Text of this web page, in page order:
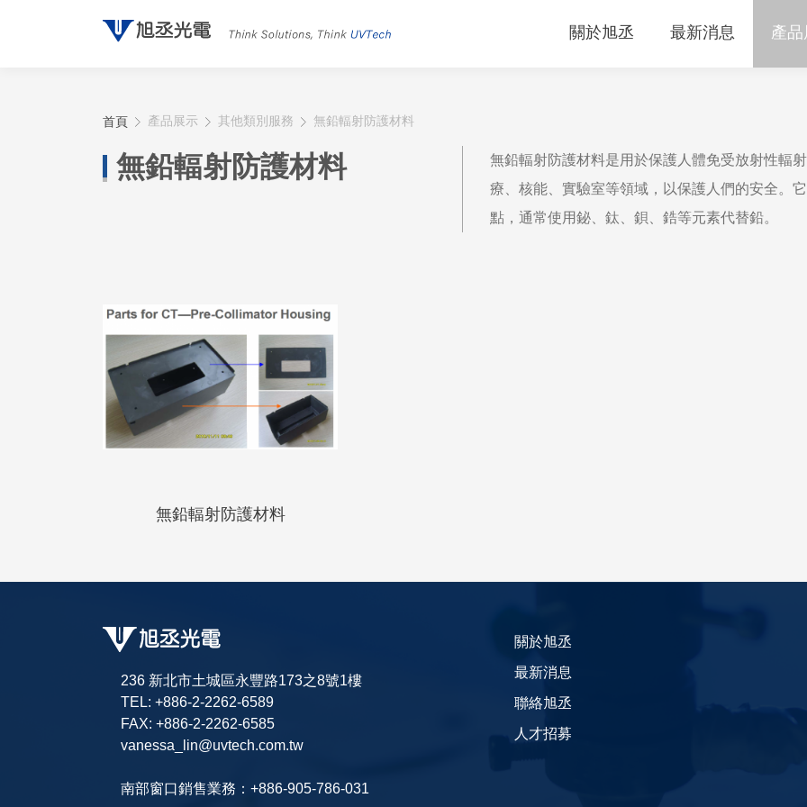
關於旭丞 最新消息 產品
首頁 產品展示 其他類別服務 無鉛輻射防護材料
無鉛輻射防護材料
無鉛輻射防護材料是用於保護人體免受放射性輻
療、核能、實驗室等領域，以保護人們的安全。
點，通常使用鉍、鈦、鋇、鋯等元素代替鉛。
無鉛輻射防護材料
236 新北市土城區永豐路173之8號1樓
TEL: +886-2-2262-6589
FAX: +886-2-2262-6585
vanessa_lin@uvtech.com.tw
南部窗口銷售業務：+886-905-786-031
關於旭丞
最新消息
聯絡旭丞
人才招募